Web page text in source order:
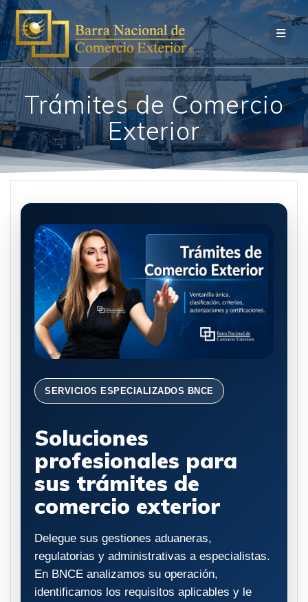
Saltar
contenido
Trámites de Comercio
Exterior
SERVICIOS ESPECIALIZADOS BNCE
Soluciones
profesionales para
sus trámites de
comercio exterior
Delegue sus gestiones aduaneras,
regulatorias y administrativas a especialistas.
En BNCE analizamos su operación,
identificamos los requisitos aplicables y le